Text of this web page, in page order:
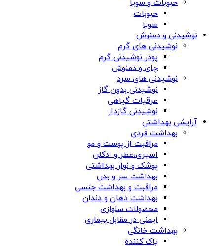
حبوبات و سویا
حبوبات
سویا
نوشیدنی و دمنوش
نوشیدنی های گرم
پودر نوشیدنی گرم
چای و دمنوش
نوشیدنی های سرد
نوشیدنی بدون گاز
عرقیات گیاهی
نوشیدنی گازدار
آرایشی بهداشتی
بهداشت فردی
مراقبت از پوست و مو
اسپری،عطر و ادکلن
پوشک و نوار بهداشتی
بهداشت سر و بدن
مراقبت و بهداشت جنسی
بهداشت دهان و دندان
محصولات سلولزی
ایمنی در مقابل بیماری
بهداشت خانگی
پاک کننده